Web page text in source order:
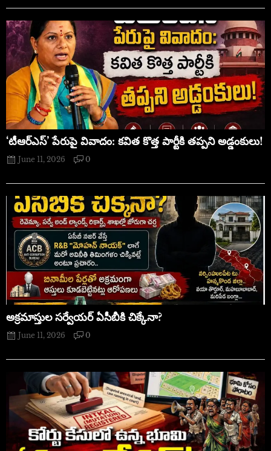
‘టీఆర్ఎస్’ పేరుపై వివాదం: కవిత కొత్త పార్టీకి తప్పని అడ్డంకులు!
June 11, 2026 0
అక్రమాస్తుల సర్వేయర్ ఏసీబీకి చిక్కేనా?
June 11, 2026 0